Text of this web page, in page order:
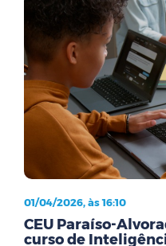
01/04/2026, às 16:10
CEU Paraíso-
curso de